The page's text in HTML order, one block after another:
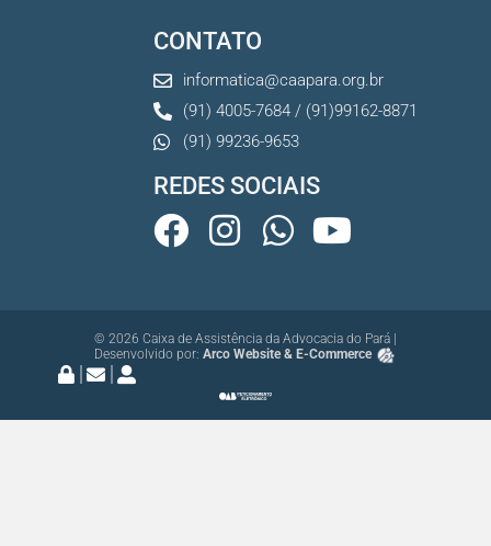
CONTATO
informatica@caapara.org.br
(91) 4005-7684 / (91)99162-8871
(91) 99236-9653
REDES SOCIAIS
© 2026 Caixa de Assistência da Advocacia do Pará |
Desenvolvido por: Arco Website & E-Commerce